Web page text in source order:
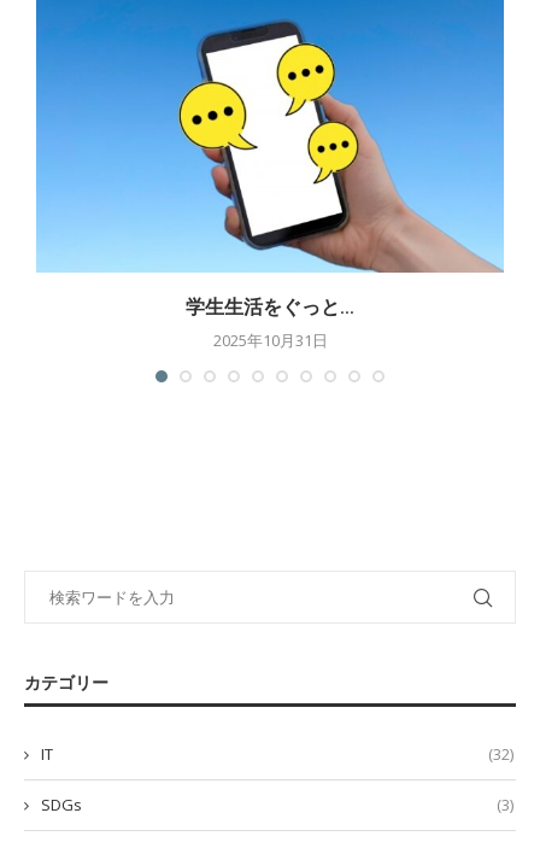
学生生活をぐっと...
2025年10月31日
カテゴリー
IT (32)
SDGs (3)